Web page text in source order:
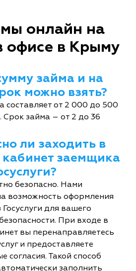
онлайн на
офисе в Крыму
займа и на
можно взять?
составляет от 2 000 до 500
Срок займа – от 2 до 36
ли заходить в
заемщика
безопасно. Нами
возможность оформления
Госуслуги для вашего
При входе в
вы перенаправляетесь
и предоставляете
согласия. Такой способ
заполнить